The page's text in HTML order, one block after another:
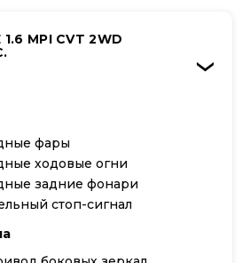
1.6 MPI CVT 2WD
›
фары
ходовые огни
задние фонари
стоп-сигнал